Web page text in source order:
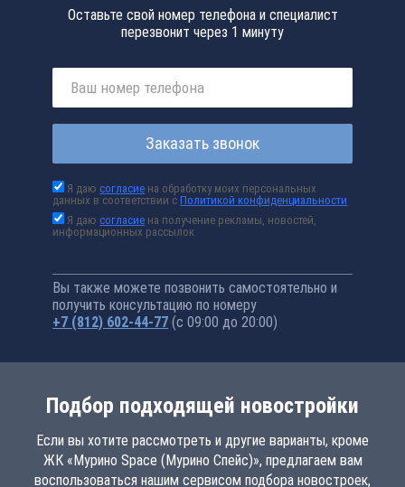
Оставьте свой номер телефона и специалист
перезвонит через 1 минуту
Заказать звонок
Я даюсогласие на обработку моих персональных
данных в соответствии сПолитикой конфиденциальности
Я даюсогласие на получение рекламы, новостей,
информационных рассылок
Вы также можете позвонить самостоятельно и
получить консультацию по номеру
+7 (812) 602-44-77 (с 09:00 до 20:00)
Подбор подходящей новостройки
Если вы хотите рассмотреть и другие варианты, кроме
ЖК «Мурино Space (Мурино Спейс)», предлагаем вам
воспользоваться нашим сервисом подбора новостроек,